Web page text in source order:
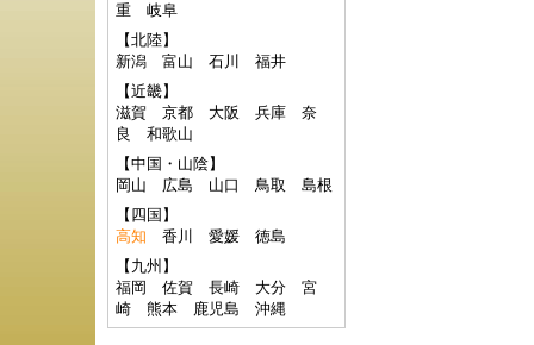
重
岐阜
【北陸】
新潟
富山 石川
福井
【近畿】
滋賀
京都 大阪 兵庫
奈
良
和歌山
【中国・山陰】
岡山
広島 山口 鳥取
島根
【四国】
高知
香川 愛媛
徳島
【九州】
福岡
佐賀 長崎 大分
宮
崎
熊本 鹿児島 沖縄